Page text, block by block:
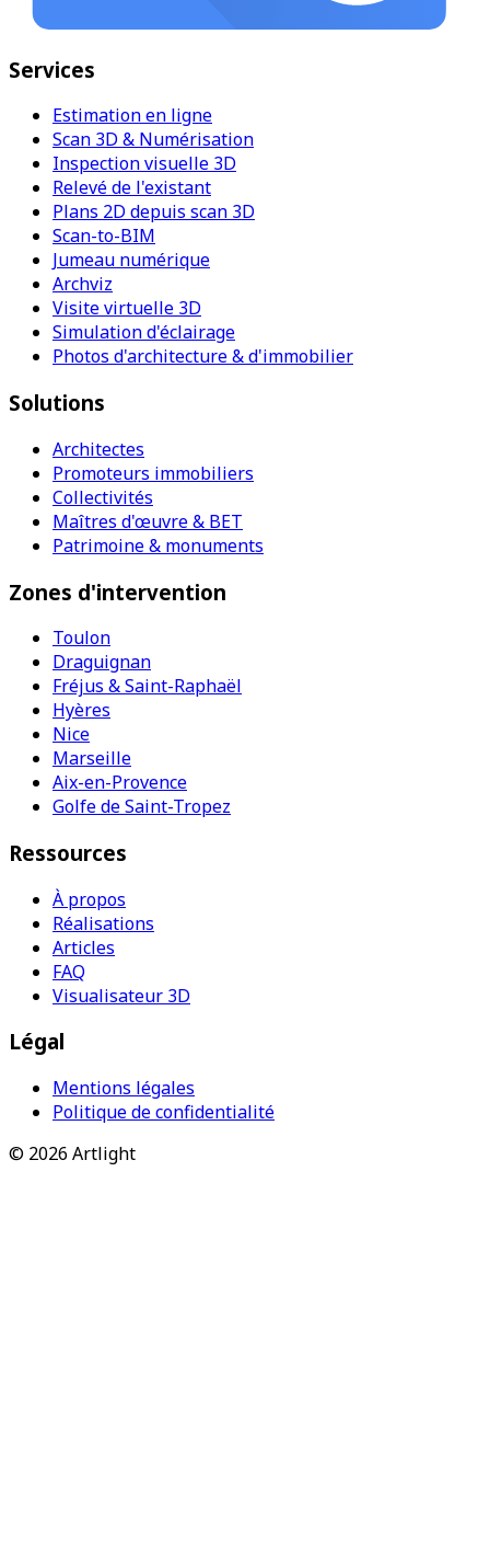
Services
Estimation en ligne
Scan 3D & Numérisation
Inspection visuelle 3D
Relevé de l'existant
Plans 2D depuis scan 3D
Scan-to-BIM
Jumeau numérique
Archviz
Visite virtuelle 3D
Simulation d'éclairage
Photos d'architecture & d'immobilier
Solutions
Architectes
Promoteurs immobiliers
Collectivités
Maîtres d'œuvre & BET
Patrimoine & monuments
Zones d'intervention
Toulon
Draguignan
Fréjus & Saint-Raphaël
Hyères
Nice
Marseille
Aix-en-Provence
Golfe de Saint-Tropez
Ressources
À propos
Réalisations
Articles
FAQ
Visualisateur 3D
Légal
Mentions légales
Politique de confidentialité
© 2026 Artlight